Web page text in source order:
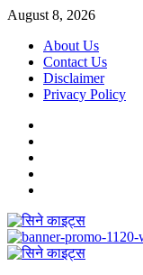
Skip
content
August 8, 2026
About Us
Contact Us
Disclaimer
Privacy Policy
Primary